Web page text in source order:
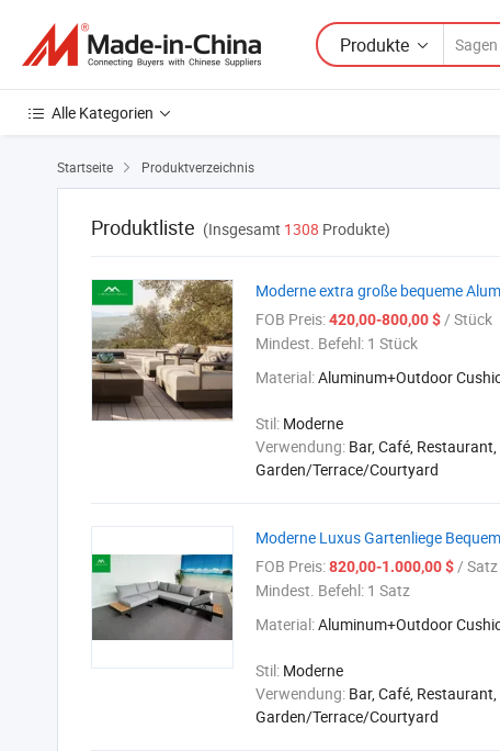
Produkte
Alle Kategorien
Startseite  Produktverzeichnis
Produktliste (Insgesamt 1308 Produkte)
Moderne extra große bequeme
FOB Preis:420,00-800,00 $/ Stück
Mindest. Befehl: 1 Stück
Material:Aluminum+Outdoor
Stil: Moderne
Verwendung: Bar, Café, Restaurant,
Garden/Terrace/Courtyard
Moderne Luxus Gartenliege
FOB Preis:820,00-1.000,00 $/ Satz
Mindest. Befehl: 1 Satz
Material:Aluminum+Outdoor
Stil: Moderne
Verwendung: Bar, Café, Restaurant,
Garden/Terrace/Courtyard